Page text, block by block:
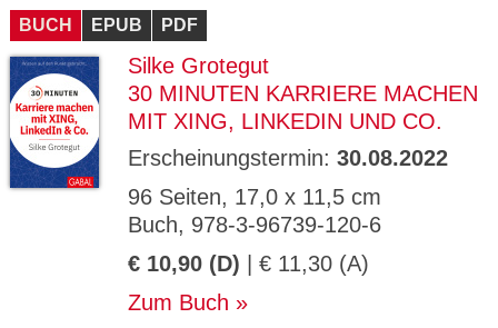
BUCH EPUB PDF
Silke Grotegut
30 MINUTEN KARRIERE MACHEN
MIT XING, LINKEDIN UND CO.
Erscheinungstermin: 30.08.2022
96 Seiten, 17,0 x 11,5 cm
Buch, 978-3-96739-120-6
€ 10,90 (D) | € 11,30 (A)
Zum Buch